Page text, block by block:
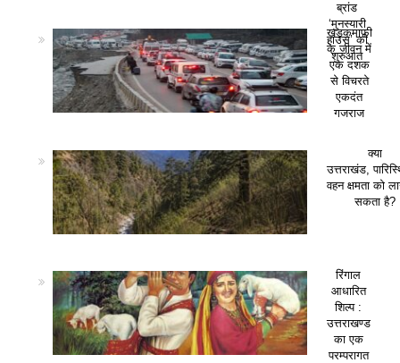
ब्रांड
‘मुनस्यारी
हाउस’ की
शुरुआत
खड़कमाफी
के जीवन में
एक दशक
से विचरते
एकदंत
गजराज
क्या
उत्तराखंड,
वहन क्षमता को
सकता है?
रिंगाल
आधारित
शिल्प :
उत्तराखण्ड
का एक
परम्परागत